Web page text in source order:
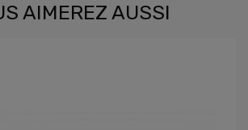
AIMEREZ AUSSI